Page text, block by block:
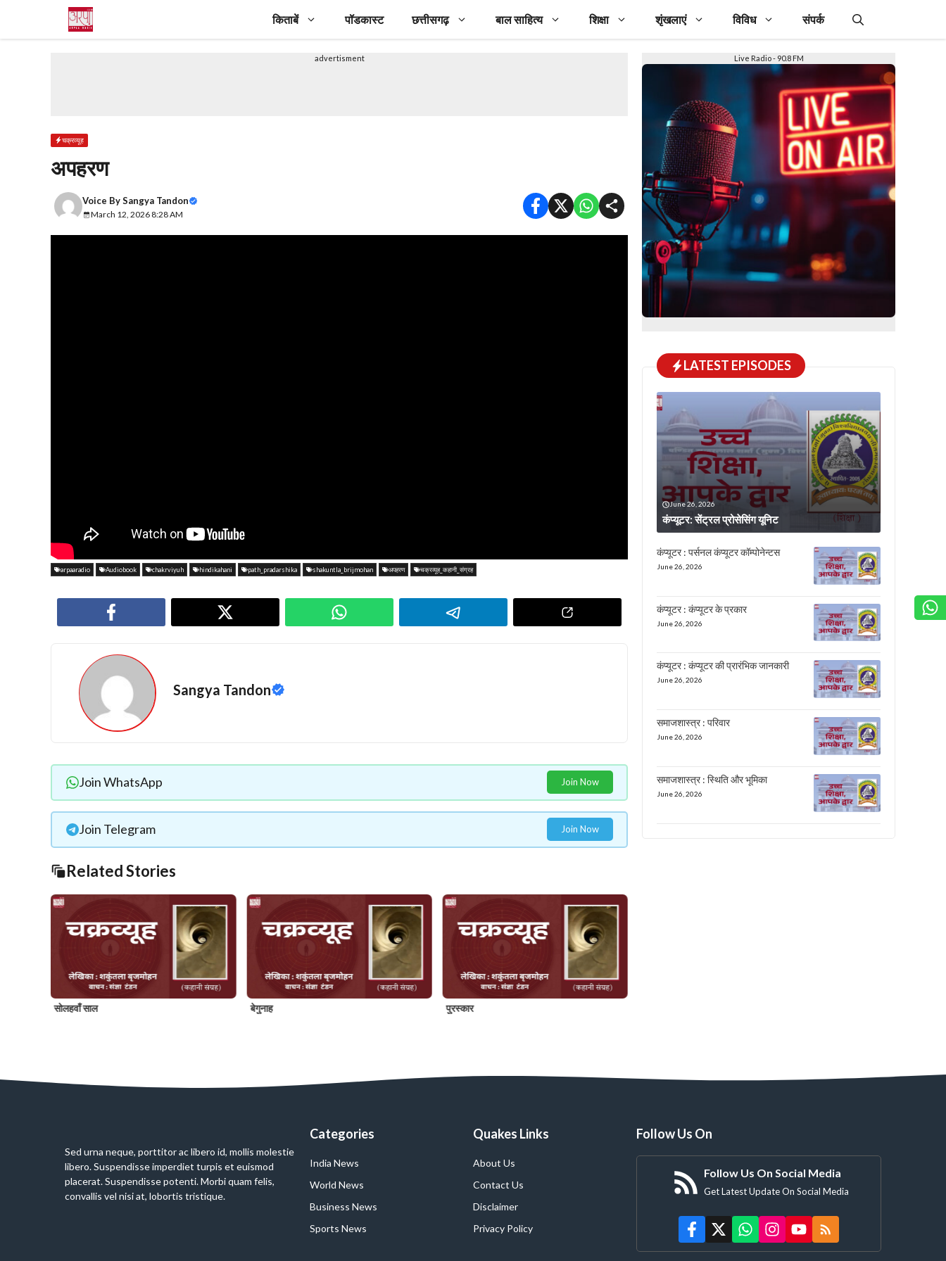
content
किताबें पॉडकास्ट छत्तीसगढ़ बाल साहित्य शिक्षा शृंखलाएं विविध संपर्क
advertisment
चक्रव्यूह
अपहरण
Voice BySangya Tandon
March 12, 2026 8:28 AM
arpaaradio Audiobook chakrviyuh hindikahani path_pradarshika shakuntla_brijmohan अपहरण चक्रव्यूह_कहानी_संग्रह
Sangya Tandon
Join WhatsApp Join Now
Join Telegram Join Now
Related Stories
सोलहवाँ साल बेगुनाह पुरस्कार
Live Radio - 90.8 FM
LATEST EPISODES
June 26, 2026
कंप्यूटर: सेंट्रल प्रोसेसिंग यूनिट
कंप्यूटर : पर्सनल कंप्यूटर कॉम्पोनेन्टस
June 26, 2026
कंप्यूटर : कंप्यूटर के प्रकार
June 26, 2026
कंप्यूटर : कंप्यूटर की प्रारंभिक जानकारी
June 26, 2026
समाजशास्त्र : परिवार
June 26, 2026
समाजशास्त्र : स्थिति और भूमिका
June 26, 2026
Sed urna neque, porttitor ac libero id, mollis molestie
libero. Suspendisse imperdiet turpis et euismod
placerat. Suspendisse potenti. Morbi quam felis,
convallis vel nisi at, lobortis tristique.
Categories
India News
World News
Business News
Sports News
Quakes Links
About Us
Contact Us
Disclaimer
Privacy Policy
Follow Us On
Follow Us On Social Media
Get Latest Update On Social Media